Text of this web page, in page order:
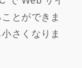
とができま
さくなりま